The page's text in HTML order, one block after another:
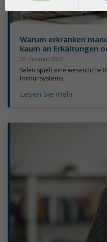
Warum erkranken
kaum an Erkältungen
25. Februar 2026
Selen spielt eine wesentliche
Immunsystems.
Lesen Sie mehr